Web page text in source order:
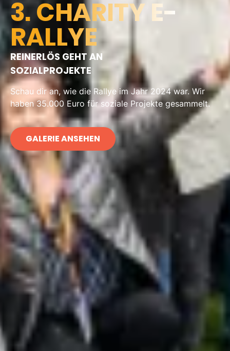
3. CHARITY E-
RALLYE
REINERLÖS GEHT AN
SOZIALPROJEKTE
Schau dir an, wie die Rallye im Jahr 2024 war. Wir
haben 35.000 Euro für soziale Projekte gesammelt.
GALERIE ANSEHEN